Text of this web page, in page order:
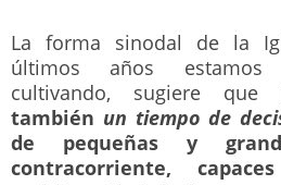
La forma sinodal de la
últimos años estamos
cultivando, sugiere
también un tiempo de
de pequeñas y
contracorriente,